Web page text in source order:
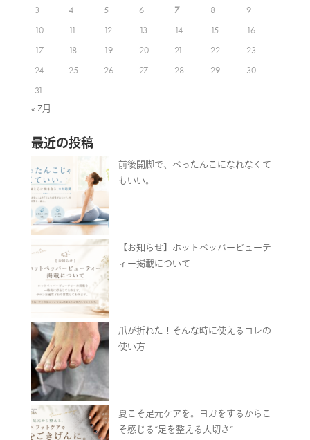
3
4 5 6 7 8
9
10
11 12 13 14 15
16
17
18 19 20 21 22
23
24
25 26 27 28 29
30
31
« 7月
最近の投稿
前後開脚で、ぺったんこになれなくて
もいい。
【お知らせ】ホットペッパービューテ
ィー掲載について
爪が折れた！そんな時に使えるコレの
使い方
夏こそ足元ケアを。ヨガをするからこ
そ感じる“足を整える大切さ”